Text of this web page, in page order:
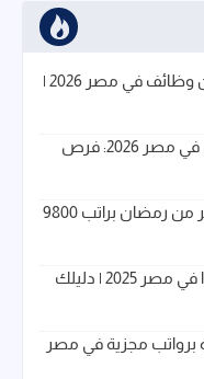
أفضل 10 مواقع للبحث عن وظائف في مصر 2026 |
وظائف للعمل من المنزل في مصر 2026: فرص
وظائف عمال إنتاج بالعاشر من رمضان براتب 9800
أفضل الوظائف الأعلى أجرًا في مصر 2025 | دليلك
برواتب مجزية في مصر